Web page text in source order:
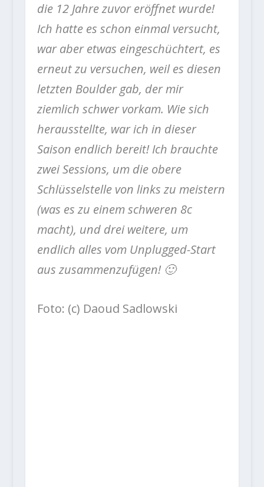
die 12 Jahre zuvor eröffnet wurde!
Ich hatte es schon einmal versucht,
war aber etwas eingeschüchtert, es
erneut zu versuchen, weil es diesen
letzten Boulder gab, der mir
ziemlich schwer vorkam. Wie sich
herausstellte, war ich in dieser
Saison endlich bereit! Ich brauchte
zwei Sessions, um die obere
Schlüsselstelle von links zu meistern
(was es zu einem schweren 8c
macht), und drei weitere, um
endlich alles vom Unplugged-Start
aus zusammenzufügen! 🙂
Foto: (c) Daoud Sadlowski